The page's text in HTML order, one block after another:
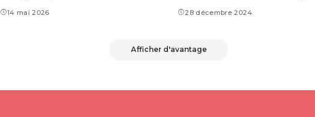
14 mai 2026 28 décembre 2024
Afficher d'avantage